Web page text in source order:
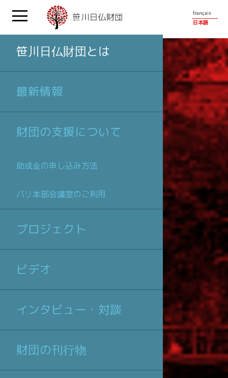
français
日本語
笹川日仏財団とは
最新情報
財団の支援について
助成金の申し込み方法
パリ本部会議室のご利用
プロジェクト
ビデオ
インタビュー・対談
財団の刊行物